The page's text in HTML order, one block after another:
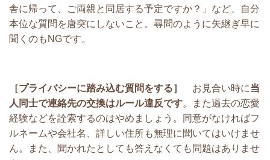
舎に帰って、ご両親と同居する予定ですか？」など、自分
本位な質問を唐突にしないこと。尋問のように矢継ぎ早に
聞くのもNGです。
［プライバシーに踏み込む質問をする］ お見合い時に当
人同士で連絡先の交換はルール違反です。また過去の恋愛
経験などを詮索するのはやめましょう。同意がなければフ
ルネームや会社名、詳しい住所も無理に聞いてはいけませ
ん。また、聞かれたとしても答えなくても問題はありませ